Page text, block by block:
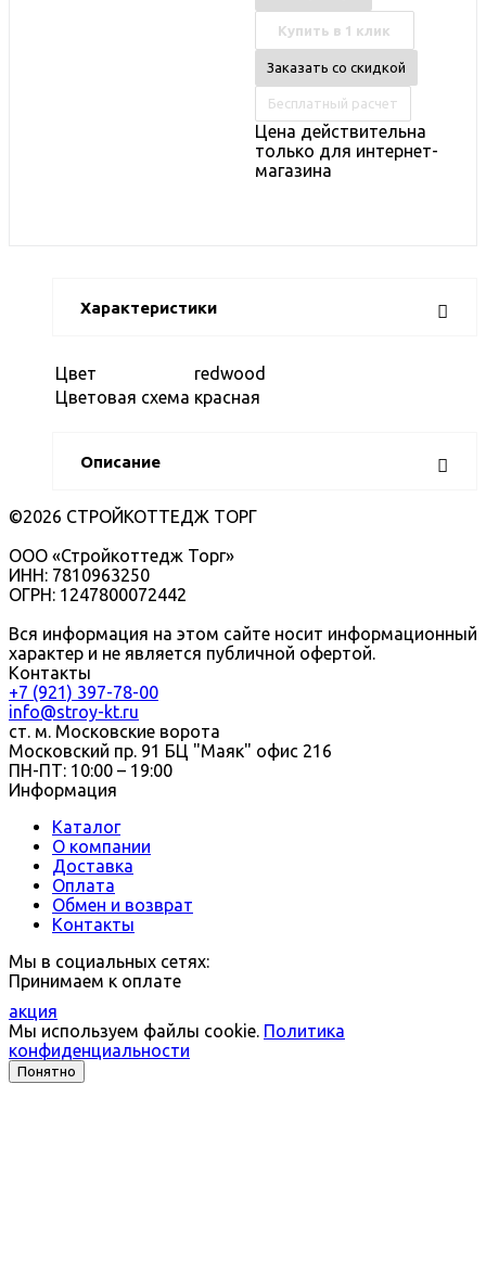
Купить в 1 клик
Заказать со скидкой
Бесплатный расчет
Цена действительна
только для интернет-
магазина
Характеристики
Цвет
redwood
Цветовая схема красная
Описание
©2026 СТРОЙКОТТЕДЖ ТОРГ
ООО «Стройкоттедж Торг»
ИНН: 7810963250
ОГРН: 1247800072442
Вся информация на этом сайте носит информационный
характер и не является публичной офертой.
Контакты
+7 (921) 397-78-00
info@stroy-kt.ru
ст. м. Московские ворота
Московский пр. 91 БЦ "Маяк" офис 216
ПН-ПТ: 10:00 – 19:00
Информация
Каталог
О компании
Доставка
Оплата
Обмен и возврат
Контакты
Мы в социальных сетях:
Принимаем к оплате
акция
Мы используем файлы cookie. Политика
конфиденциальности
Понятно